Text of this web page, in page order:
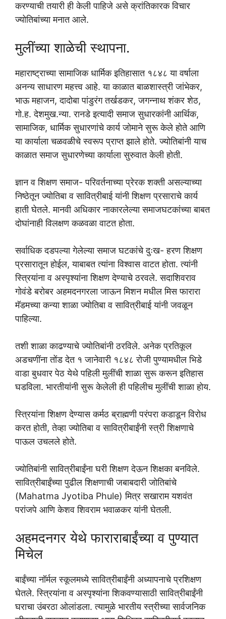
करण्याची तयारी ही केली पाहिजे असे क्रांतिकारक विचार
ज्योतिबांच्या मनात आले.
मुलींच्या शाळेची स्थापना.
महाराष्ट्राच्या सामाजिक धार्मिक इतिहासात १८४८ या वर्षाला
अनन्य साधारण महत्त्व आहे. या काळात बाळशास्त्री जांभेकर,
भाऊ महाजन, दादोबा पांडुरंग तर्खडकर, जगन्नाथ शंकर शेठ,
गो.ह. देशमुख.न्या. रानडे इत्यादी समाज सुधारकांनी आर्थिक,
सामाजिक, धार्मिक सुधारणांचे कार्य जोमाने सुरू केले होते आणि
या कार्याला चळवळीचे स्वरूप प्राप्त झाले होते. ज्योतिबांनी याच
काळात समाज सुधारणेच्या कार्याला सुरुवात केली होती.
ज्ञान व शिक्षण समाज- परिवर्तनाच्या प्रेरक शक्ती असल्याच्या
निष्ठेतून ज्योतिबा व सावित्रीबाई यांनी शिक्षण प्रसाराचे कार्य
हाती घेतले. मानवी अधिकार नाकारलेल्या समाजघटकांच्या बाबत
दोघांनाही विलक्षण कळवळा वाटत होता.
सर्वाधिक दडपल्या गेलेल्या समाज घटकांचे दुःख- हरण शिक्षण
प्रसारातून होईल, याबाबत त्यांना विश्वास वाटत होता. त्यांनी
स्त्रियांना व अस्पृश्यांना शिक्षण देण्याचे ठरवले. सदाशिवराव
गोवंडे बरोबर अहमदनगरला जाऊन मिशन मधील मिस फारारा
मॅडमच्या कन्या शाळा ज्योतिबा व सावित्रीबाई यांनी जवळून
पाहिल्या.
तशी शाळा काढण्याचे ज्योतिबांनी ठरविले. अनेक प्रतिकूल
अडचणींना तोंड देत १ जानेवारी १८४८ रोजी पुण्यामधील भिडे
वाडा बुधवार पेठ येथे पहिली मुलींची शाळा सुरू करून इतिहास
घडविला. भारतीयांनी सुरू केलेली ही पहिलीच मुलींची शाळा होय.
स्त्रियांना शिक्षण देण्यास कर्मठ ब्राह्मणी परंपरा कडाडून विरोध
करत होती, तेव्हा ज्योतिबा व सावित्रीबाईंनी स्त्री शिक्षणाचे
पाऊल उचलले होते.
ज्योतिबांनी सावित्रीबाईंना घरी शिक्षण देऊन शिक्षका बनविले.
सावित्रीबाईंच्या पुढील शिक्षणाची जबाबदारी जोतिबांचे
(Mahatma Jyotiba Phule) मित्र सखाराम यशवंत
परांजपे आणि केशव शिवराम भवाळकर यांनी घेतली.
अहमदनगर येथे फाराराबाईंच्या व पुण्यात
मिचेल
बाईंच्या नॉर्मल स्कूलमध्ये सावित्रीबाईंनी अध्यापनाचे प्रशिक्षण
घेतले. स्त्रियांना व अस्पृश्यांना शिकवण्यासाठी सावित्रीबाईंनी
घराचा उंबरठा ओलांडला. त्यामुळे भारतीय स्त्रीच्या सार्वजनिक